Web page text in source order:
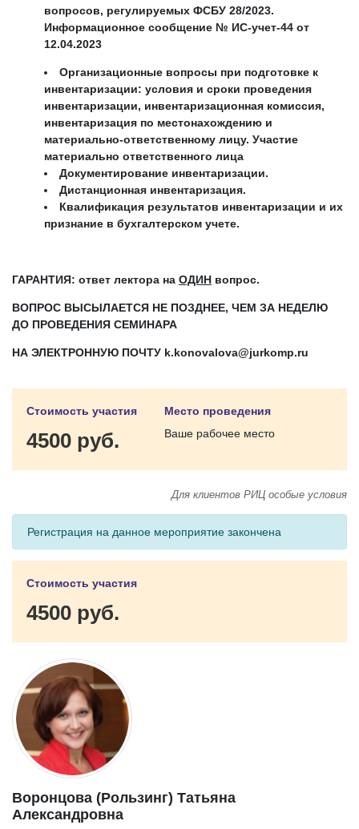
Воронцова (Рользинг) Татьяна
Александровна
вопросов, регулируемых ФСБУ 28/2023.
Информационное сообщение № ИС-учет-44 от
12.04.2023
Организационные вопросы при подготовке к
инвентаризации: условия и сроки проведения
инвентаризации, инвентаризационная комиссия,
инвентаризация по местонахождению и
материально-ответственному лицу. Участие
материально ответственного лица
Документирование инвентаризации.
Дистанционная инвентаризация.
Квалификация результатов инвентаризации и их
признание в бухгалтерском учете.
ГАРАНТИЯ: ответ лектора на ОДИН вопрос.
ВОПРОС ВЫСЫЛАЕТСЯ НЕ ПОЗДНЕЕ, ЧЕМ ЗА НЕДЕЛЮ
ДО ПРОВЕДЕНИЯ СЕМИНАРА
НА ЭЛЕКТРОННУЮ ПОЧТУ k.konovalova@jurkomp.ru
Стоимость участия
4500 руб.
Место проведения
Ваше рабочее место
Для клиентов РИЦ особые условия
Регистрация на данное мероприятие закончена
Стоимость участия
4500 руб.